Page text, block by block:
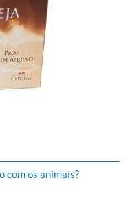
com os animais?